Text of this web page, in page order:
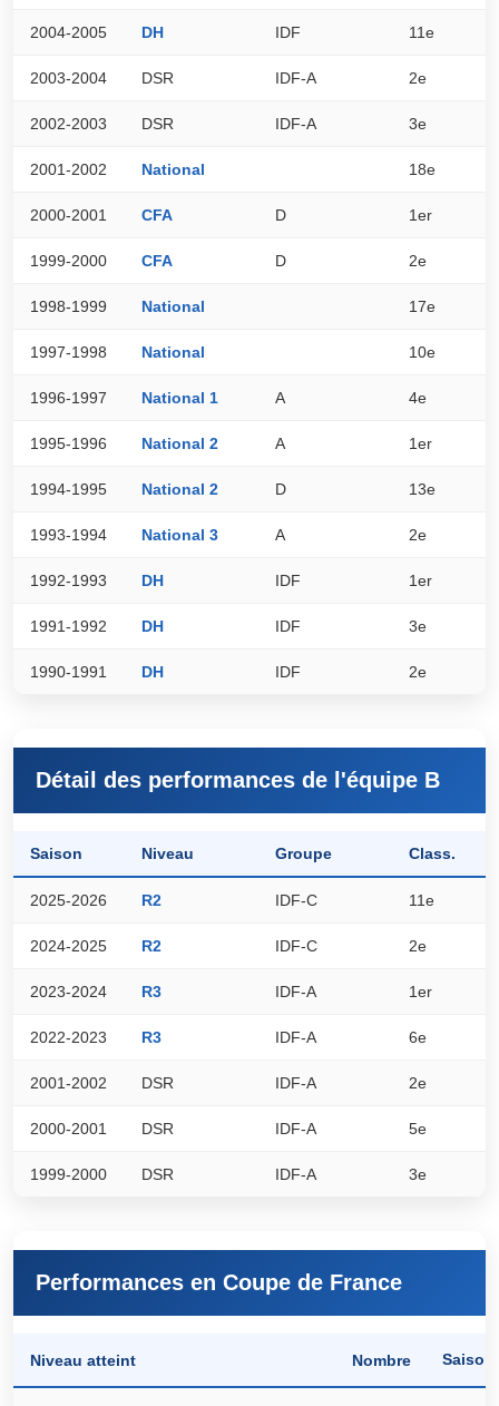
2004-2005 DH IDF 11e
2003-2004 DSR IDF-A 2e
2002-2003 DSR IDF-A 3e
2001-2002 National 18e
2000-2001 CFA D 1er
1999-2000 CFA D 2e
1998-1999 National 17e
1997-1998 National 10e
1996-1997 National 1 A 4e
1995-1996 National 2 A 1er
1994-1995 National 2 D 13e
1993-1994 National 3 A 2e
1992-1993 DH IDF 1er
1991-1992 DH IDF 3e
1990-1991 DH IDF 2e
Détail des performances de l'équipe B
Saison Niveau Groupe Class.
2025-2026 R2 IDF-C 11e
2024-2025 R2 IDF-C 2e
2023-2024 R3 IDF-A 1er
2022-2023 R3 IDF-A 6e
2001-2002 DSR IDF-A 2e
2000-2001 DSR IDF-A 5e
1999-2000 DSR IDF-A 3e
Performances en Coupe de France
Niveau atteint Nombre